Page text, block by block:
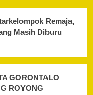
Remaja,
Masih Diburu
GORONTALO
ROYONG